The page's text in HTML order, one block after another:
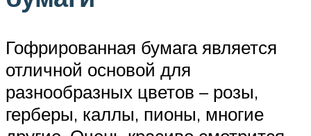
Гофрированная бумага является
отличной основой для
разнообразных цветов – розы,
герберы, каллы, пионы, многие